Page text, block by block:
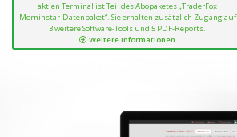
aktien Terminal ist Teil des Abopaketes „TraderFox
Morninstar-Datenpaket“. Sie erhalten zusätzlich Zugang auf
3 weitere Software-Tools und 5 PDF-Reports.
Weitere Informationen